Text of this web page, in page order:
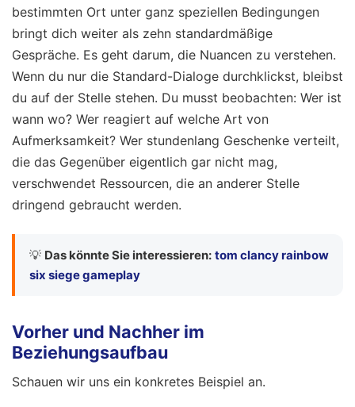
bestimmten Ort unter ganz speziellen Bedingungen
bringt dich weiter als zehn standardmäßige
Gespräche. Es geht darum, die Nuancen zu verstehen.
Wenn du nur die Standard-Dialoge durchklickst, bleibst
du auf der Stelle stehen. Du musst beobachten: Wer ist
wann wo? Wer reagiert auf welche Art von
Aufmerksamkeit? Wer stundenlang Geschenke verteilt,
die das Gegenüber eigentlich gar nicht mag,
verschwendet Ressourcen, die an anderer Stelle
dringend gebraucht werden.
💡 Das könnte Sie interessieren: tom clancy rainbow
six siege gameplay
Vorher und Nachher im
Beziehungsaufbau
Schauen wir uns ein konkretes Beispiel an.